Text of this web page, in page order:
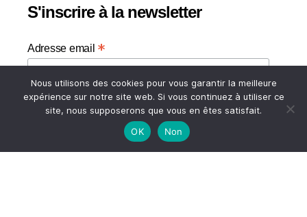
S'inscrire à la newsletter
Adresse email *
Votre adresse email
Nous utilisons des cookies pour vous garantir la meilleure
expérience sur notre site web. Si vous continuez à utiliser ce
site, nous supposerons que vous en êtes satisfait.
OK
Non